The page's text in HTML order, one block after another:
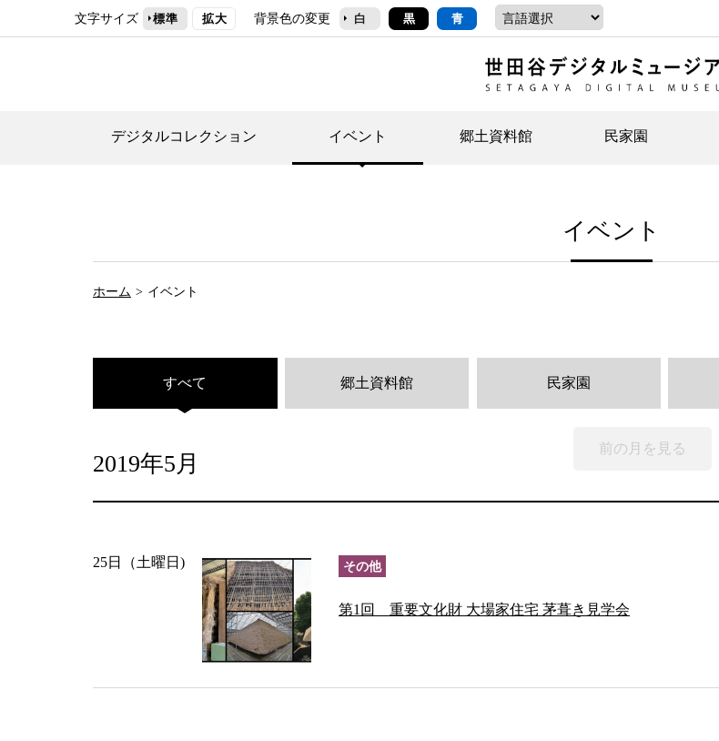
文字サイズ 標準 拡大 背景色の変更 白 黒 青
デジタルコレクション イベント 郷土資料館
イベント
代官屋敷について
民家園
イベント
ジュニア講座
イベント
ホーム イベント
すべて 郷土資料館 民家園
2019年5月
前の月を見る
25日（土曜日) その他
第1回 重要文化財 大場家住宅 茅葺き見学会